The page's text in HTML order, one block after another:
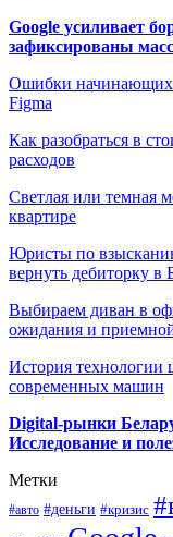
Google усиливает
зафиксированы
Ошибки начинающих
Figma
Как разобраться в
расходов
Светлая или темная
квартире
Юристы по
вернуть дебиторку в
Выбираем диван в
ожидания и
История технологии
современных машин
Digital-рынки
Исследование и
Метки
#авто #деньги #кризис